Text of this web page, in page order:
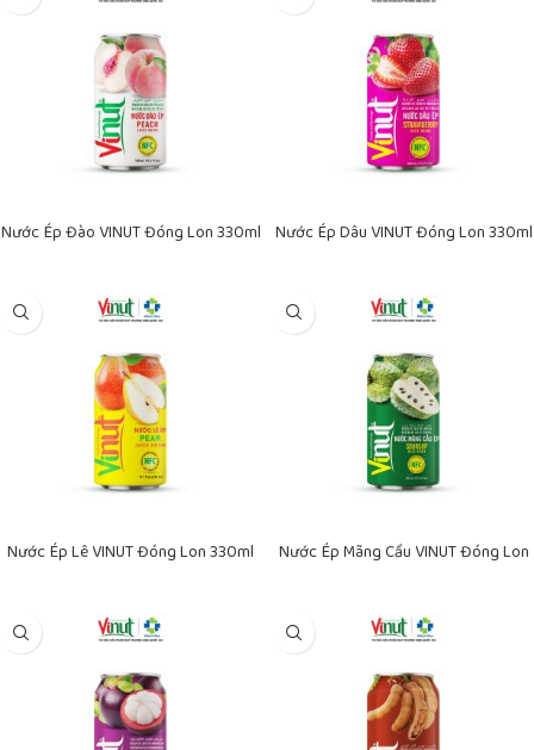
Nước Ép Đào VINUT Đóng Lon 330ml Nước Ép Dâu VINUT Đóng Lon 330ml
Nước Ép Lê VINUT Đóng Lon 330ml
Nước Ép Mãng Cầu VINUT Đóng Lon